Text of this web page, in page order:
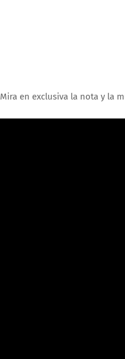
Mira en exclusiva la nota y la